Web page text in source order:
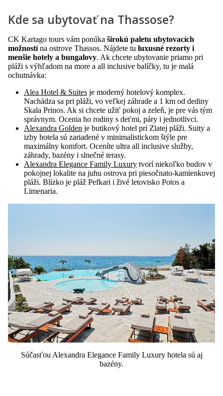
Kde sa ubytovať na Thassose?
CK Kartago tours vám ponúka širokú paletu ubytovacích
možnostína ostrove Thassos. Nájdete tu luxusné rezorty i
menšie hotely a bungalovy. Ak chcete ubytovanie priamo pri
pláži s výhľadom na more a all inclusive balíčky, tu je malá
ochutnávka:
Alea Hotel & Suites je moderný hotelový komplex.
Nachádza sa pri pláži, vo veľkej záhrade a 1 km od dediny
Skala Prinos. Ak si chcete užiť pokoj a zeleň, je pre vás tým
správnym. Ocenia ho rodiny s deťmi, páry i jednotlivci.
Alexandra Golden je butikový hotel pri Zlatej pláži. Suity a
izby hotela sú zariadené v minimalistickom štýle pre
maximálny komfort. Oceníte ultra all inclusive služby,
záhrady, bazény i slnečné terasy.
Alexandra Elegance Family Luxury tvorí niekoľko budov v
pokojnej lokalite na juhu ostrova pri piesočnato-kamienkovej
pláži. Blízko je pláž Pefkari i živé letovisko Potos a
Limenaria.
Súčasťou Alexandra Elegance Family Luxury hotela sú aj
bazény.